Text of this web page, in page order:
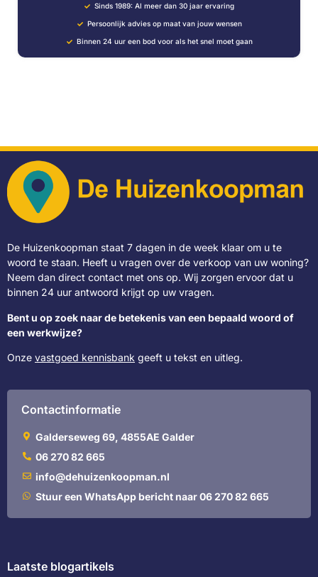
Sinds 1989: Al meer dan 30 jaar ervaring
Persoonlijk advies op maat van jouw wensen
Binnen 24 uur een bod voor als het snel moet gaan
De Huizenkoopman staat 7 dagen in de week klaar om u te
woord te staan. Heeft u vragen over de verkoop van uw woning?
Neem dan direct contact met ons op. Wij zorgen ervoor dat u
binnen 24 uur antwoord krijgt op uw vragen.
Bent u op zoek naar de betekenis van een bepaald woord of
een werkwijze?
Onze vastgoed kennisbank geeft u tekst en uitleg.
Contactinformatie
Galderseweg 69, 4855AE Galder
06 270 82 665
info@dehuizenkoopman.nl
Stuur een WhatsApp bericht naar 06 270 82 665
Laatste blogartikels